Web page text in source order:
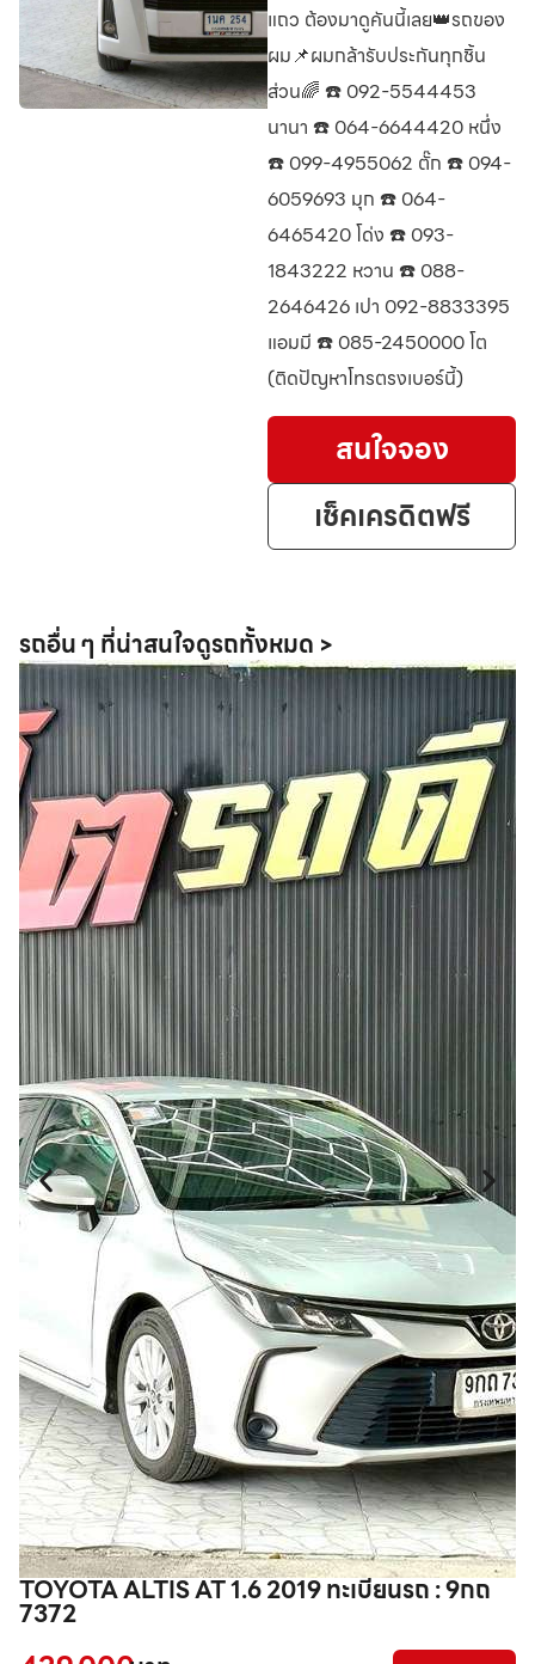
แถว ต้องมาดูคันนี้เลย👑รถของ
ผม📌ผมกล้ารับประกันทุกชิ้น
ส่วน🌈 ☎️ 092-5544453
นานา ☎️ 064-6644420 หนึ่ง
☎️ 099-4955062 ตั๊ก ☎️ 094-
6059693 มุก ☎️ 064-
6465420 โด่ง ☎️ 093-
1843222 หวาน ☎️ 088-
2646426 เปา 092-8833395
แอมมี ☎️ 085-2450000 โต
(ติดปัญหาโทรตรงเบอร์นี้)
สนใจจอง
เช็คเครดิตฟรี
รถอื่น ๆ ที่น่าสนใจดูรถทั้งหมด >
TOYOTA ALTIS AT 1.6 2019 ทะเบียนรถ : 9กถ
7372